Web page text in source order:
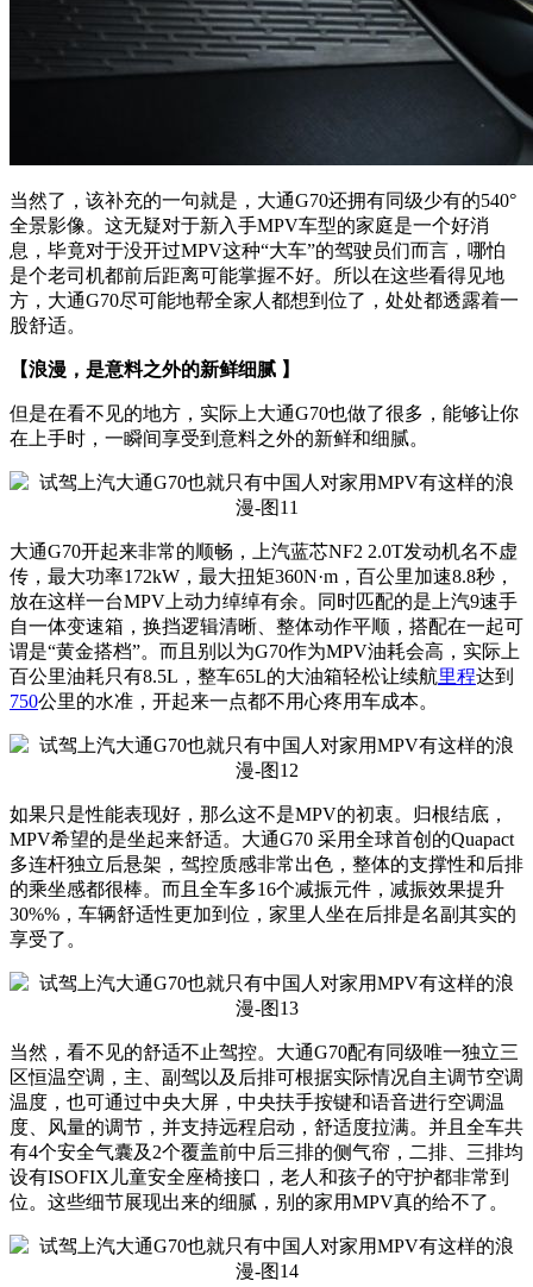
当然了，该补充的一句就是，大通G70还拥有同级少有的540°
全景影像。这无疑对于新入手MPV车型的家庭是一个好消
息，毕竟对于没开过MPV这种“大车”的驾驶员们而言，哪怕
是个老司机都前后距离可能掌握不好。所以在这些看得见地
方，大通G70尽可能地帮全家人都想到位了，处处都透露着一
股舒适。
【浪漫，是意料之外的新鲜细腻 】
但是在看不见的地方，实际上大通G70也做了很多，能够让你
在上手时，一瞬间享受到意料之外的新鲜和细腻。
大通G70开起来非常的顺畅，上汽蓝芯NF2 2.0T发动机名不虚
传，最大功率172kW，最大扭矩360N·m，百公里加速8.8秒，
放在这样一台MPV上动力绰绰有余。同时匹配的是上汽9速手
自一体变速箱，换挡逻辑清晰、整体动作平顺，搭配在一起可
谓是“黄金搭档”。而且别以为G70作为MPV油耗会高，实际上
百公里油耗只有8.5L，整车65L的大油箱轻松让续航里程达到
750公里的水准，开起来一点都不用心疼用车成本。
如果只是性能表现好，那么这不是MPV的初衷。归根结底，
MPV希望的是坐起来舒适。大通G70 采用全球首创的Quapact
多连杆独立后悬架，驾控质感非常出色，整体的支撑性和后排
的乘坐感都很棒。而且全车多16个减振元件，减振效果提升
30%%，车辆舒适性更加到位，家里人坐在后排是名副其实的
享受了。
当然，看不见的舒适不止驾控。大通G70配有同级唯一独立三
区恒温空调，主、副驾以及后排可根据实际情况自主调节空调
温度，也可通过中央大屏，中央扶手按键和语音进行空调温
度、风量的调节，并支持远程启动，舒适度拉满。并且全车共
有4个安全气囊及2个覆盖前中后三排的侧气帘，二排、三排均
设有ISOFIX儿童安全座椅接口，老人和孩子的守护都非常到
位。这些细节展现出来的细腻，别的家用MPV真的给不了。